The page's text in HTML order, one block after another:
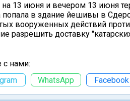
на 13 июня и вечером 13 июня
попала в здание йешивы в
вооруженных действий
разрешить доставку
с нами:
WhatsApp Facebook